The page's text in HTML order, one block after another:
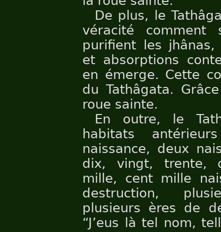
De plus, le
véracité comment
purifient les jhânas,
et absorptions
en émerge. Cette
du Tathâgata.
roue sainte.
En outre, le
habitats
naissance, deux
dix, vingt, trente,
mille, cent mille
destruction,
plusieurs ères de
“J’eus là tel nom,